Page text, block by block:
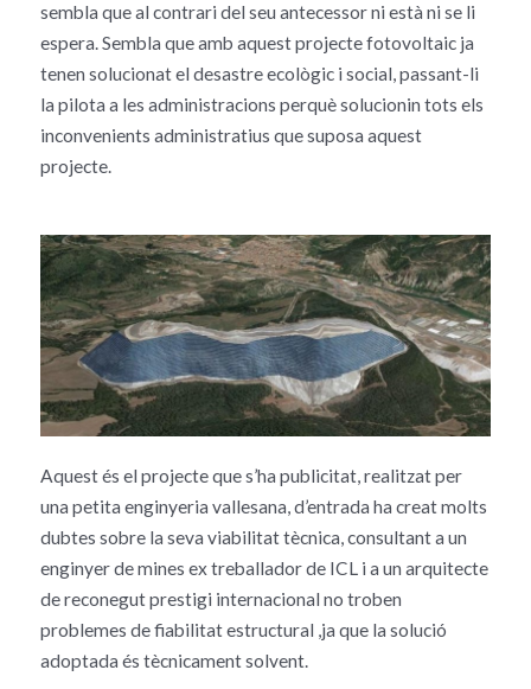
sembla que al contrari del seu antecessor ni està ni se li
espera. Sembla que amb aquest projecte fotovoltaic ja
tenen solucionat el desastre ecològic i social, passant-li
la pilota a les administracions perquè solucionin tots els
inconvenients administratius que suposa aquest
projecte.
Aquest és el projecte que s’ha publicitat, realitzat per
una petita enginyeria vallesana, d’entrada ha creat molts
dubtes sobre la seva viabilitat tècnica, consultant a un
enginyer de mines ex treballador de ICL i a un arquitecte
de reconegut prestigi internacional no troben
problemes de fiabilitat estructural ,ja que la solució
adoptada és tècnicament solvent.